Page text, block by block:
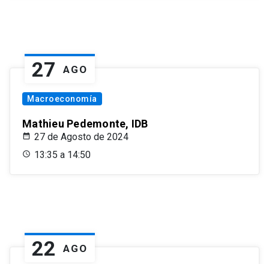
27 AGO
Macroeconomía
Mathieu Pedemonte, IDB
27 de Agosto de 2024
13:35 a 14:50
22 AGO